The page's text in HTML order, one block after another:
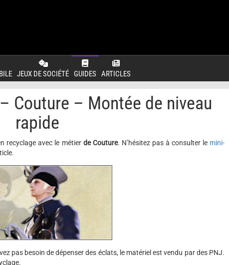
JEUX DE SOCIÉTÉ GUIDES ARTICLES
Couture – Montée de niveau
rapide
recyclage avec le métier de Couture. N’hésitez pas à consulter le mini-
pas besoin de dépenser des éclats, le matériel est vendu par des PNJ.